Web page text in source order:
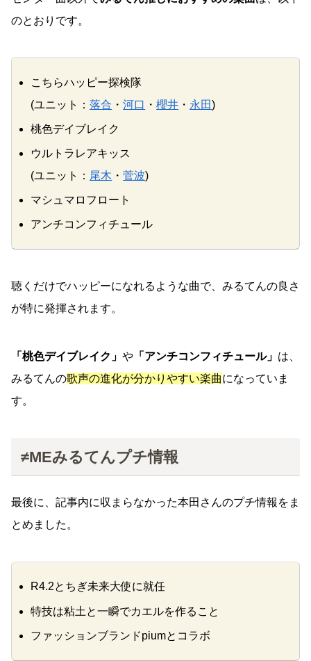
のとおりです。
こちらハッピー探検隊
(ユニット：落合 ・河口 ・櫻井 ・ 永田)
桃色デイブレイク
ウルトラレアキッス
(ユニット： 尾木 ・菅波)
マシュマロフロート
アンチコンフィチュール
聴くだけでハッピーになれるような曲で、みるてんの良さ
が特に発揮されます。
「桃色デイブレイク」 や 「アンチコンフィチュール」 は、
みるてんの歌声の進化が分かりやすい楽曲になっていま
す。
≠MEみるてんプチ情報
最後に、記事内に収まらなかった本田さんのプチ情報をま
とめました。
R4.2とちぎ未来大使に就任
特技は粘土と一瞬でカエルを作ること
ファッションブランドpiumとコラボ